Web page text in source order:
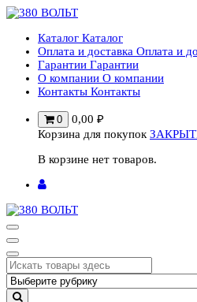
Перейти
содержимому
Каталог Каталог
Оплата и доставка Оплата и
Гарантии Гарантии
О компании О компании
Контакты Контакты
0 0,00 ₽
Корзина для покупок
В корзине нет товаров.